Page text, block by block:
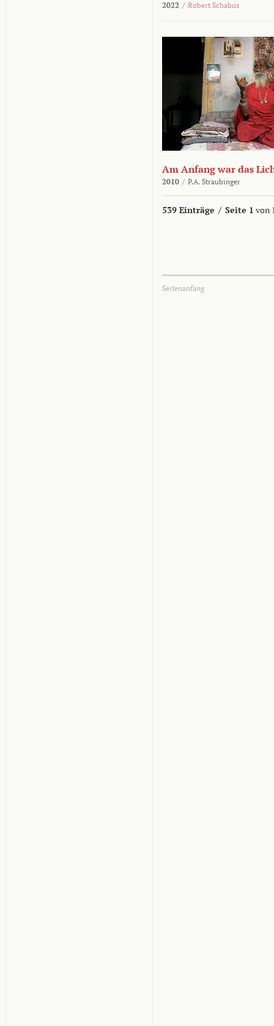
2022 / Robert Schabus
Am Anfang war das
2010 / P.A. Straubinger
539 Einträge / Seite 1 von
Seitenanfang